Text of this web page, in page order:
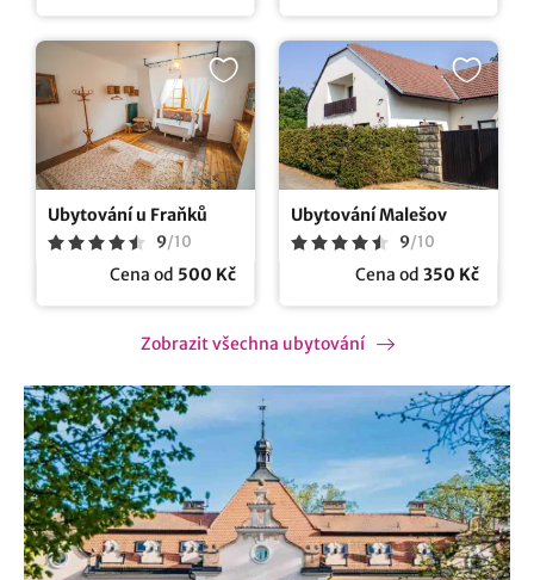
Ubytování u Fraňků
9/10
Cena od 500 Kč
Ubytování Malešov
9/10
Cena od 350 Kč
Zobrazit všechna ubytování